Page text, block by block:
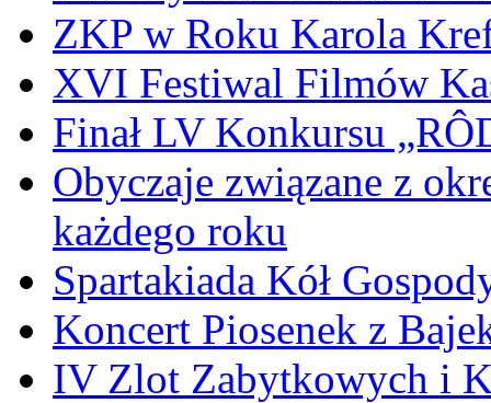
ZKP w Roku Karola
XVI Festiwal Filmów
Finał LV Konkursu
Obyczaje związane z
każdego roku
Spartakiada Kół
Koncert Piosenek z
IV Zlot Zabytkowych i